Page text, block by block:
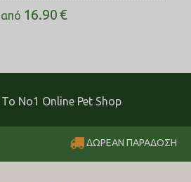
από 16.90€
Το No1 Online Pet Shop
ΔΩΡΕΑΝ ΠΑΡΑΔΟΣΗ